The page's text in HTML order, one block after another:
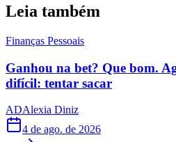
Leia também
Finanças Pessoais
Ganhou na bet? Que bom.
difícil: tentar sacar
ADAlexia Diniz
4 de ago. de 2026